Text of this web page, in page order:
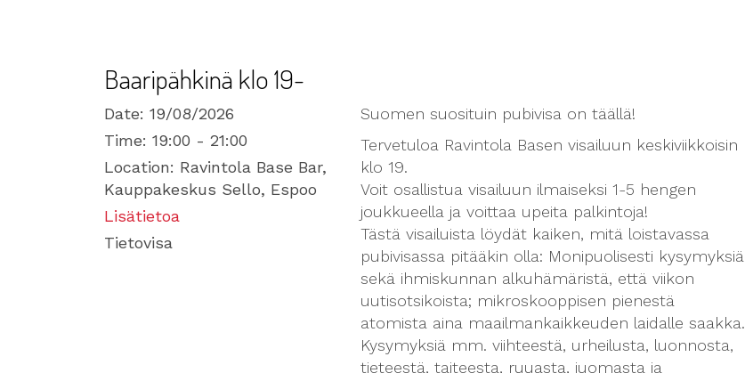
Baaripähkinä klo 19-
Date: 19/08/2026
Time: 19:00 - 21:00
Location: Ravintola Base Bar,
Kauppakeskus Sello, Espoo
Lisätietoa
Tietovisa
Suomen suosituin pubivisa on täällä!
Tervetuloa Ravintola Basen visailuun keskiviikkoisin
klo 19.
Voit osallistua visailuun ilmaiseksi 1-5 hengen
joukkueella ja voittaa upeita palkintoja!
Tästä visailuista löydät kaiken, mitä loistavassa
pubivisassa pitääkin olla: Monipuolisesti kysymyksiä
sekä ihmiskunnan alkuhämäristä, että viikon
uutisotsikoista; mikroskooppisen pienestä
atomista aina maailmankaikkeuden laidalle saakka.
Kysymyksiä mm. viihteestä, urheilusta, luonnosta,
tieteestä, taiteesta, ruuasta, juomasta ja